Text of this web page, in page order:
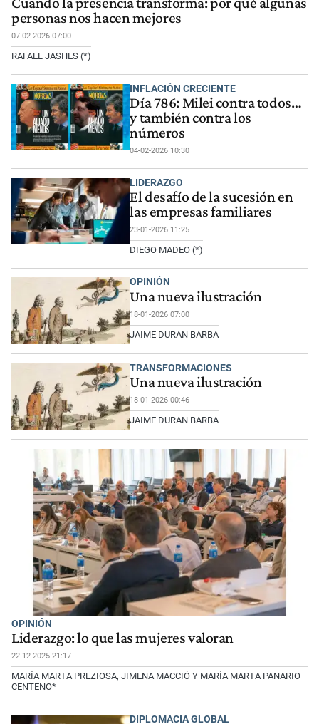
personas nos hacen mejores
07-02-2026 07:00
RAFAEL JASHES (*)
INFLACIÓN CRECIENTE
Día 786: Milei contra todos…
y también contra los
números
04-02-2026 10:30
LIDERAZGO
El desafío de la sucesión en
las empresas familiares
23-01-2026 11:25
DIEGO MADEO (*)
OPINIÓN
Una nueva ilustración
18-01-2026 07:00
JAIME DURAN BARBA
TRANSFORMACIONES
Una nueva ilustración
18-01-2026 00:46
JAIME DURAN BARBA
OPINIÓN
Liderazgo: lo que las mujeres valoran
22-12-2025 21:17
MARÍA MARTA PREZIOSA, JIMENA MACCIÓ Y MARÍA MARTA PANARIO
CENTENO*
DIPLOMACIA GLOBAL